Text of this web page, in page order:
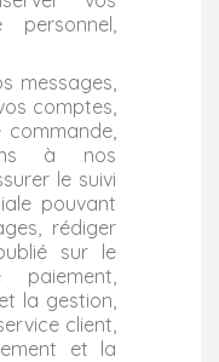
messages,
comptes,
à nos
le suivi
pouvant
rédiger
sur le
la gestion,
client,
et la